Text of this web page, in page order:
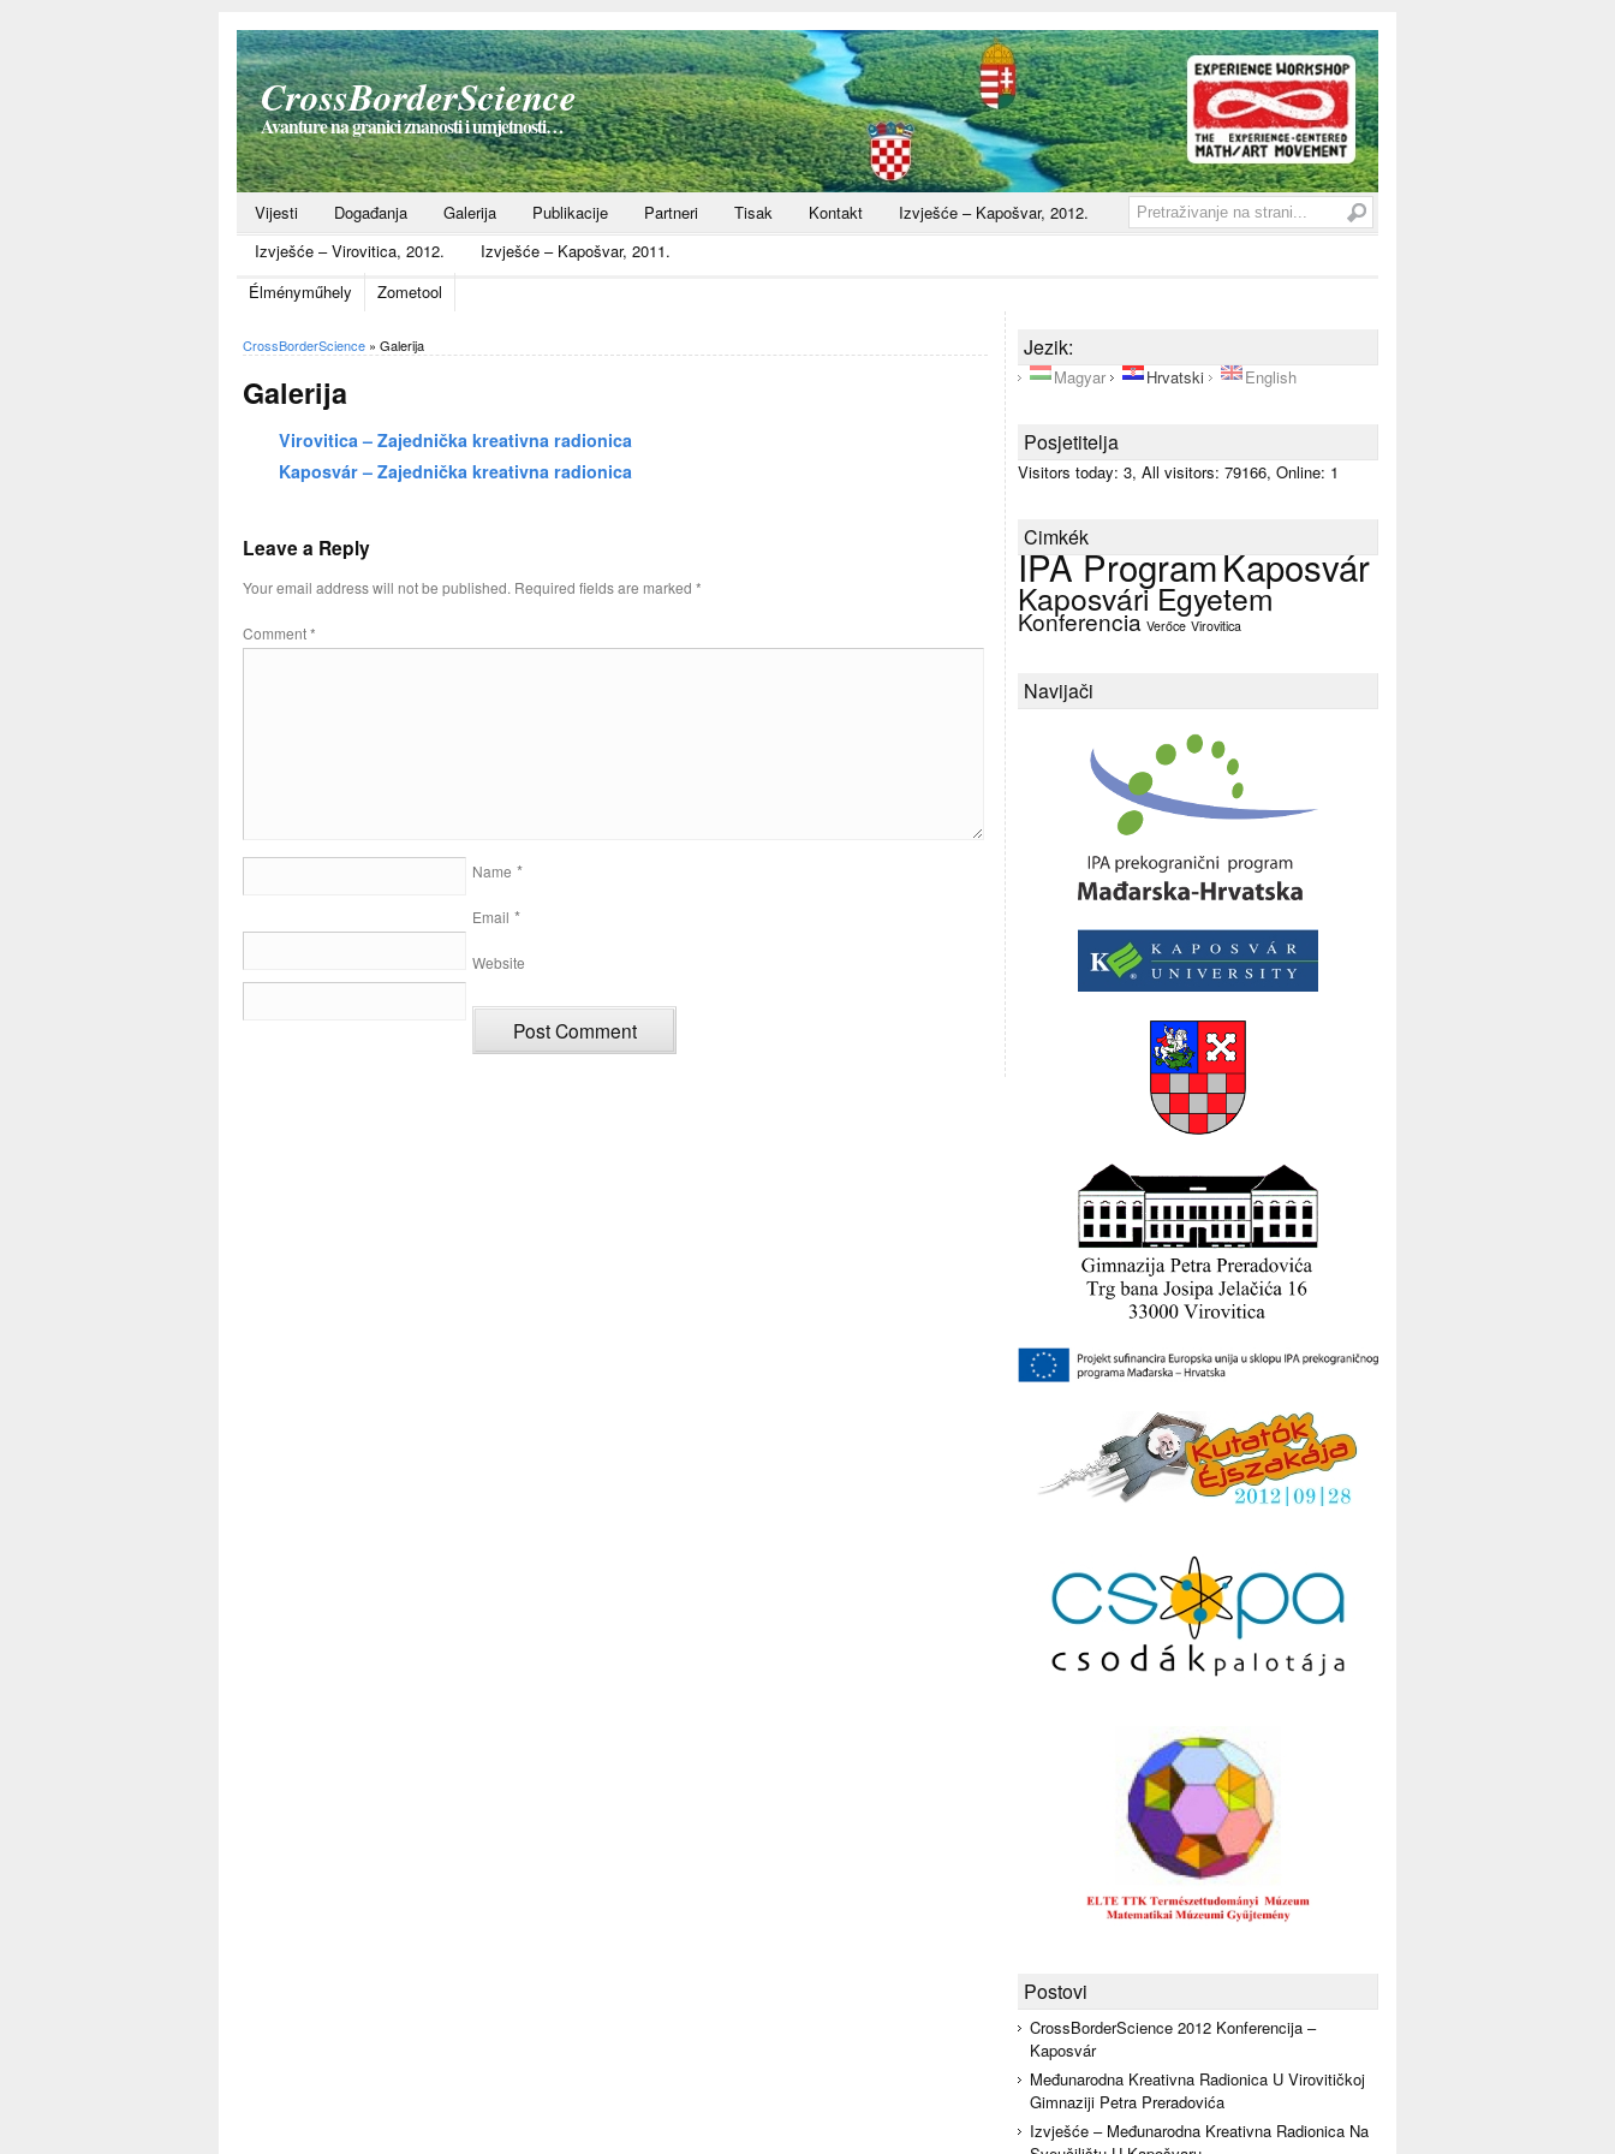
CrossBorderScience
Avanture na granici znanosti i umjetnosti…
Vijesti Događanja Galerija Publikacije Partneri Tisak Kontakt
Izvješće – Kapošvar, 2012.
Izvješće – Virovitica, 2012.
Izvješće – Kapošvar, 2011.
Élményműhely
Zometool
CrossBorderScience » Galerija
Galerija
Virovitica – Zajednička kreativna radionica
Kaposvár – Zajednička kreativna radionica
Leave a Reply
Your email address will not be published. Required fields are marked *
Comment*
Name *
Email *
Website
Jezik:
Magyar Hrvatski English
Posjetitelja
Visitors today: 3, All visitors: 79166, Online: 1
Cimkék
IPA ProgramKaposvár
Kaposvári Egyetem
Konferencia Verőce Virovitica
Navijači
Postovi
CrossBorderScience 2012 Konferencija –
Kaposvár
Međunarodna Kreativna Radionica U Virovitičkoj
Gimnaziji Petra Preradovića
Izvješće – Međunarodna Kreativna Radionica Na